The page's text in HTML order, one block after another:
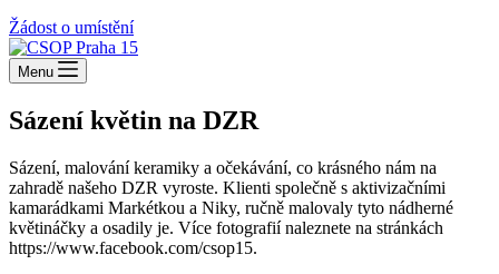
Žádost o umístění
Menu
Sázení květin na DZR
Sázení, malování keramiky a očekávání, co krásného nám na
zahradě našeho DZR vyroste. Klienti společně s aktivizačními
kamarádkami Markétkou a Niky, ručně malovaly tyto nádherné
květináčky a osadily je. Více fotografií naleznete na stránkách
https://www.facebook.com/csop15.